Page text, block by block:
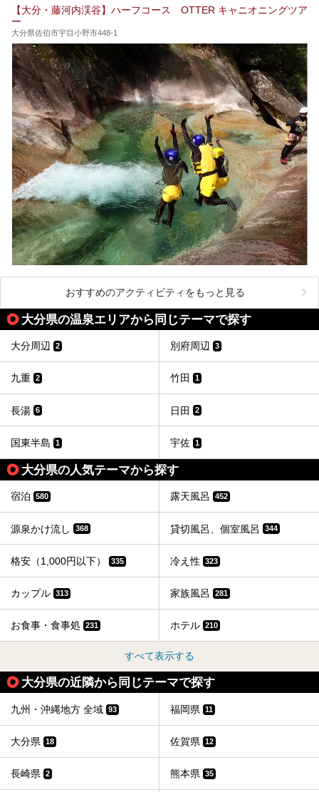
人を目指してみてはいかがでしょうか？
【大分・藤河内渓谷】ハーフコース OTTER キャニオニングツア
ー
大分県佐伯市宇目小野市448-1
おすすめのアクティビティをもっと見る
大分県の温泉エリアから同じテーマで探す
大分周辺 2 別府周辺 3
九重 2 竹田 1
長湯 6 日田 2
国東半島 1 宇佐 1
大分県の人気テーマから探す
宿泊 580 露天風呂 452
源泉かけ流し 368 貸切風呂、個室風呂 344
格安（1,000円以下） 335 冷え性 323
カップル 313 家族風呂 281
お食事・食事処 231 ホテル 210
すべて表示する
大分県の近隣から同じテーマで探す
九州・沖縄地方 全域 93 福岡県 11
大分県 18 佐賀県 12
長崎県 2 熊本県 35